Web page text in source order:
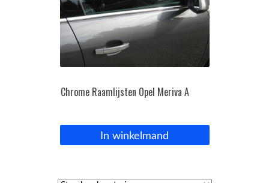
Bedrijfswagen parts
Inloggen / Registreren
Chrome Raamlijsten Opel Meriva A
In winkelmand